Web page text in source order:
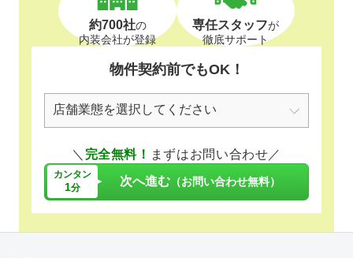
約700社の
内装会社が登録
専任スタッフが
徹底サポート
物件契約前でもOK！
＼ 完全無料！ まずはお問い合わせ／
カンタン
1分 次へ進む （お問い合わせ無料）